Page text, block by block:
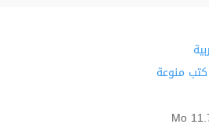
كتب منوعة